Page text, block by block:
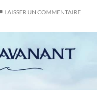
LAISSER UN COMMENTAIRE